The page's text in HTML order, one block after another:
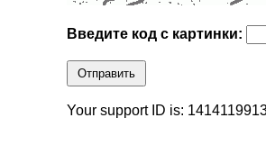
Введите код с картинки:
Отправить
Your support ID is: